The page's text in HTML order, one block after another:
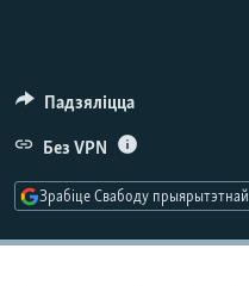
Падзяліцца
Без VPN
Зрабіце Свабоду